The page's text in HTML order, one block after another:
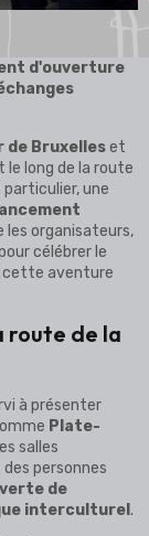
d'ouverture
de Bruxelleset
le long de la route
une
les organisateurs,
célébrer le
cette aventure
route de la
à présenter
Plate-
salles
personnes
de
interculturel .